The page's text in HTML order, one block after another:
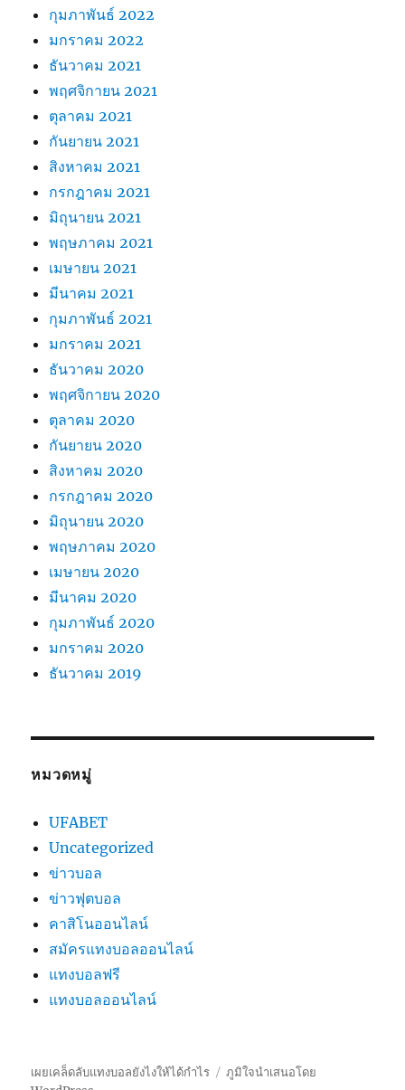
กุมภาพันธ์ 2022
มกราคม 2022
ธันวาคม 2021
พฤศจิกายน 2021
ตุลาคม 2021
กันยายน 2021
สิงหาคม 2021
กรกฎาคม 2021
มิถุนายน 2021
พฤษภาคม 2021
เมษายน 2021
มีนาคม 2021
กุมภาพันธ์ 2021
มกราคม 2021
ธันวาคม 2020
พฤศจิกายน 2020
ตุลาคม 2020
กันยายน 2020
สิงหาคม 2020
กรกฎาคม 2020
มิถุนายน 2020
พฤษภาคม 2020
เมษายน 2020
มีนาคม 2020
กุมภาพันธ์ 2020
มกราคม 2020
ธันวาคม 2019
หมวดหมู่
UFABET
Uncategorized
ข่าวบอล
ข่าวฟุตบอล
คาสิโนออนไลน์
สมัครแทงบอลออนไลน์
แทงบอลฟรี
แทงบอลออนไลน์
เผยเคล็ดลับแทงบอลยังไงให้ได้กำไร
ภูมิใจนำเสนอโดย